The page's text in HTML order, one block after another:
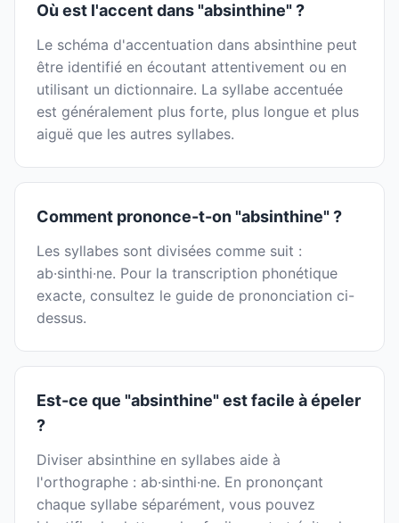
Où est l'accent dans "absinthine" ?
Le schéma d'accentuation dans absinthine peut
être identifié en écoutant attentivement ou en
utilisant un dictionnaire. La syllabe accentuée
est généralement plus forte, plus longue et plus
aiguë que les autres syllabes.
Comment prononce-t-on "absinthine" ?
Les syllabes sont divisées comme suit :
ab·sinthi·ne. Pour la transcription phonétique
exacte, consultez le guide de prononciation ci-
dessus.
Est-ce que "absinthine" est facile à épeler
?
Diviser absinthine en syllabes aide à
l'orthographe : ab·sinthi·ne. En prononçant
chaque syllabe séparément, vous pouvez